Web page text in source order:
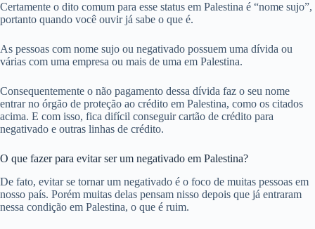
Certamente o dito comum para esse status em Palestina é “nome sujo”,
portanto quando você ouvir já sabe o que é.
As pessoas com nome sujo ou negativado possuem uma dívida ou
várias com uma empresa ou mais de uma em Palestina.
Consequentemente o não pagamento dessa dívida faz o seu nome
entrar no órgão de proteção ao crédito em Palestina, como os citados
acima. E com isso, fica difícil conseguir cartão de crédito para
negativado e outras linhas de crédito.
O que fazer para evitar ser um negativado em Palestina?
De fato, evitar se tornar um negativado é o foco de muitas pessoas em
nosso país. Porém muitas delas pensam nisso depois que já entraram
nessa condição em Palestina, o que é ruim.